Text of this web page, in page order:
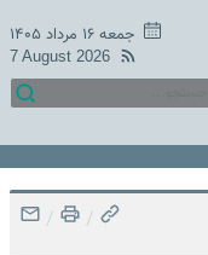
جمعه ۱۶ مرداد ۱۴۰۵
7 August 2026
/
/